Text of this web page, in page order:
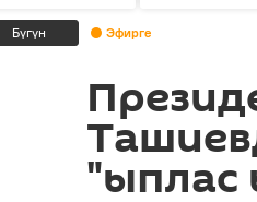
Бүгүн Эфирге
"ыплас